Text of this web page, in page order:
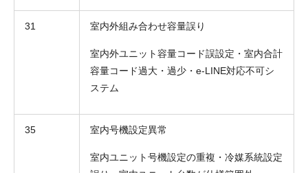
31 室内外組み合わせ容量誤り
室内外ユニット容量コード誤設定・室内合計
容量コード過大・過少・e-LINE対応不可シ
ステム
35 室内号機設定異常
室内ユニット号機設定の重複・冷媒系統設定